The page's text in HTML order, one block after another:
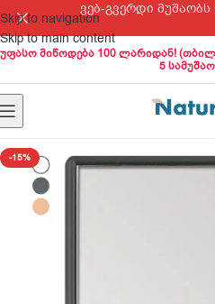
Skip to navigation
Skip to main content
ვებ-გვერდი მუშაობს
უფასო მიწოდება 100 ლარიდან!
5
-15%